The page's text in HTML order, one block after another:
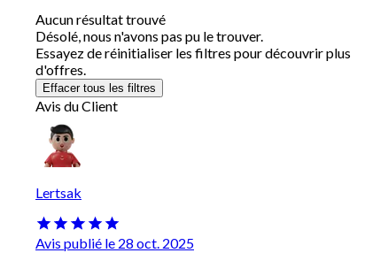
Aucun résultat trouvé
Désolé, nous n'avons pas pu le trouver.
Essayez de réinitialiser les filtres pour découvrir plus
d'offres.
Effacer tous les filtres
Avis du Client
Lertsak
Avis publié le 28 oct. 2025